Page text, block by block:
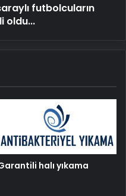
futbolcuların
oldu...
halı yıkama